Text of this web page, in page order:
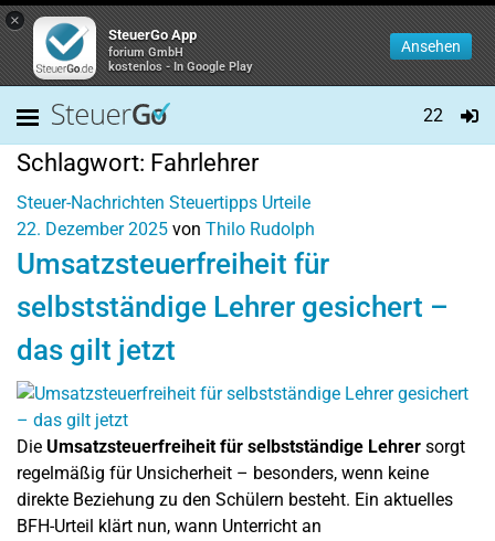
×
SteuerGo App
forium GmbH
kostenlos - In Google Play
Ansehen
22
Schlagwort: Fahrlehrer
Steuer-Nachrichten Steuertipps Urteile
22. Dezember 2025 von Thilo Rudolph
Umsatzsteuerfreiheit für
selbstständige Lehrer gesichert –
das gilt jetzt
Die Umsatzsteuerfreiheit für selbstständige Lehrer sorgt
regelmäßig für Unsicherheit – besonders, wenn keine
direkte Beziehung zu den Schülern besteht. Ein aktuelles
BFH-Urteil klärt nun, wann Unterricht an